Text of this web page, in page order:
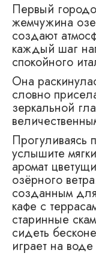
Первый
жемчужина
создают
каждый шаг
спокойного
Она
словно
зеркальной
услышите
аромат
озёрного
созданным
кафе с
старинные
сидеть
играет на